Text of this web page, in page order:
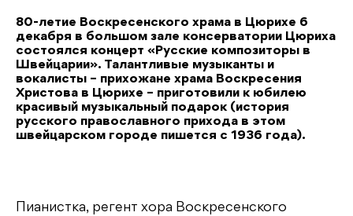
80-летие Воскресенского храма в Цюрихе 6
декабря в большом зале консерватории Цюриха
состоялся концерт «Русские композиторы в
Швейцарии». Талантливые музыканты и
вокалисты – прихожане храма Воскресения
Христова в Цюрихе – приготовили к юбилею
красивый музыкальный подарок (история
русского православного прихода в этом
швейцарском городе пишется с 1936 года).
Пианистка, регент хора Воскресенского